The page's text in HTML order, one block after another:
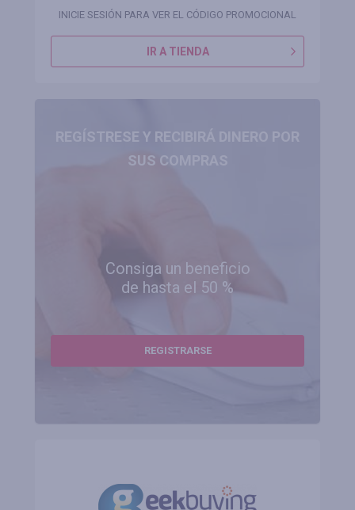
INICIE SESIÓN PARA VER EL CÓDIGO PROMOCIONAL
IR A TIENDA
REGÍSTRESE Y RECIBIRÁ DINERO POR
SUS COMPRAS
Consiga un beneficio
de hasta el 50 %
REGISTRARSE